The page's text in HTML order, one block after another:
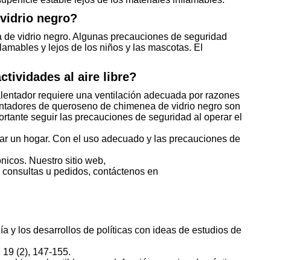
negro?
vidrio negro. Algunas precauciones de seguridad
y lejos de los niños y las mascotas. El
al aire libre?
requiere una ventilación adecuada por razones
de queroseno de chimenea de vidrio negro son
seguir las precauciones de seguridad al operar el
un hogar. Con el uso adecuado y las precauciones de
Nuestro sitio web,
u pedidos, contáctenos en
y los desarrollos de políticas con ideas de estudios de
(2), 147-155.